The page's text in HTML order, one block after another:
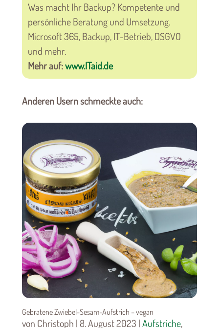
Was macht Ihr Backup? Kompetente und
persönliche Beratung und Umsetzung.
Microsoft 365, Backup, IT-Betrieb, DSGVO
und mehr.
Mehr auf:www.ITaid.de
Anderen Usern schmeckte auch:
Gebratene Zwiebel-Sesam-Aufstrich – vegan
von Christoph | 8. August 2023 |Aufstriche,